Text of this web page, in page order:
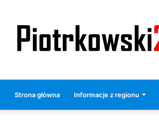
Strona główna Informacje z regionu